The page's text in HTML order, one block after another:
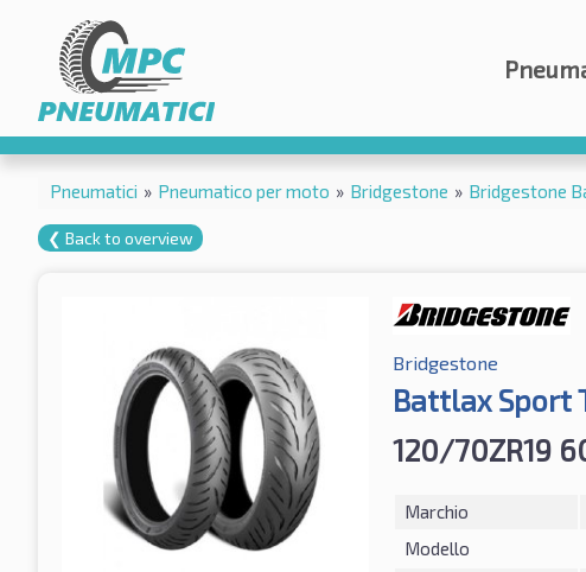
Pneumatici » Pneumatico per moto » Bridgestone » Bridgestone
❮ Back to overview
Bridgestone
Battlax Sport
120/70ZR19
Marchio
Modello